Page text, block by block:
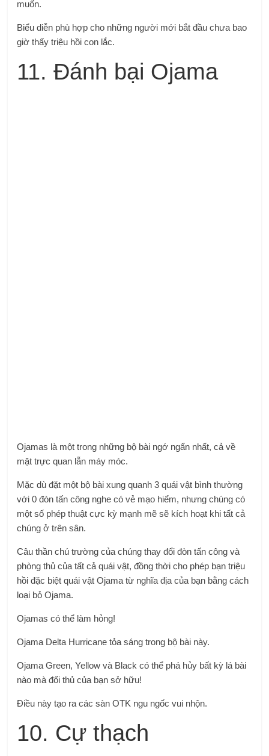
muốn.
Biểu diễn phù hợp cho những người mới bắt đầu chưa bao
giờ thấy triệu hồi con lắc.
11. Đánh bại Ojama
Ojamas là một trong những bộ bài ngớ ngẩn nhất, cả về
mặt trực quan lẫn máy móc.
Mặc dù đặt một bộ bài xung quanh 3 quái vật bình thường
với 0 đòn tấn công nghe có vẻ mạo hiểm, nhưng chúng có
một số phép thuật cực kỳ mạnh mẽ sẽ kích hoạt khi tất cả
chúng ở trên sân.
Câu thần chú trường của chúng thay đổi đòn tấn công và
phòng thủ của tất cả quái vật, đồng thời cho phép bạn triệu
hồi đặc biệt quái vật Ojama từ nghĩa địa của bạn bằng cách
loại bỏ Ojama.
Ojamas có thể làm hỏng!
Ojama Delta Hurricane tỏa sáng trong bộ bài này.
Ojama Green, Yellow và Black có thể phá hủy bất kỳ lá bài
nào mà đối thủ của bạn sở hữu!
Điều này tạo ra các sàn OTK ngu ngốc vui nhộn.
10. Cự thạch